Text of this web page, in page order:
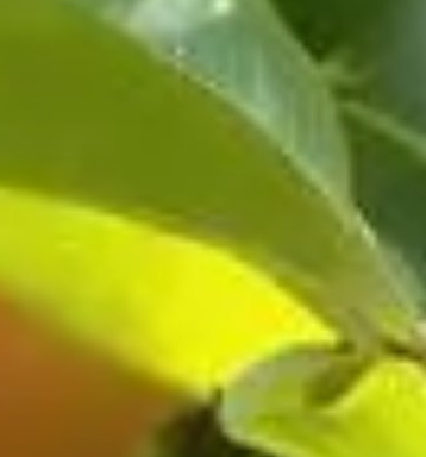
pêchers de la cloque ?
vos pêchers de la